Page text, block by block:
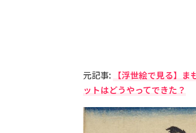
元記事: 【浮世絵で見る】
ットはどうやってできた？